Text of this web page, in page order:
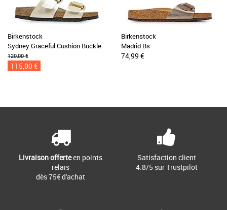
Birkenstock
Sydney Graceful Cushion Buckle
120,00 €
115,00 €
Birkenstock
Madrid Bs
74,99 €
Livraison offerteen points
relais
dès 75€ d'achat
Satisfaction client
4.8/5 sur Trustpilot